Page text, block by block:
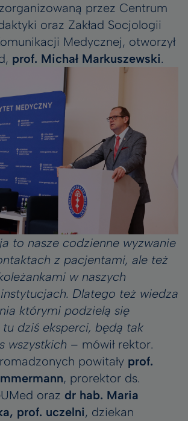
przez Centrum
oraz Zakład Socjologii
Medycznej, otworzył
prof. Michał Markuszewski.
to nasze codzienne wyzwanie
z pacjentami, ale też
w naszych
Dlatego też wiedza
którymi podzielą się
dziś eksperci, będą tak
wszystkich – mówił rektor.
powitały prof.
, prorektor ds.
oraz dr hab. Maria
prof. uczelni, dziekan